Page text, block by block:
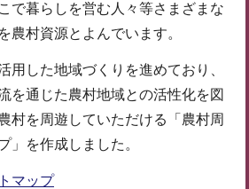
で暮らしを営む人々等さまざまな
農村資源とよんでいます。
用した地域づくりを進めており、
を通じた農村地域との活性化を図
村を周遊していただける「農村周
」を作成しました。
マップ